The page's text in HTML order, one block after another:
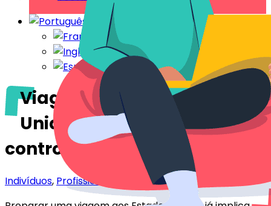
Viagem aos Estados
Unidos: há que recear um
controlo das redes sociais?
Indivíduos, Profissionais